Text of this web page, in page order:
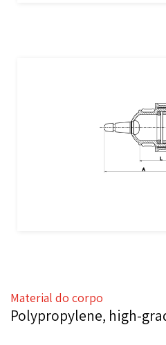
Material do corpo
Polypropylene, high-